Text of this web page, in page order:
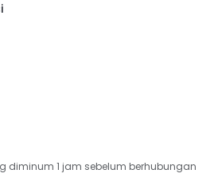
diminum 1 jam sebelum berhubungan